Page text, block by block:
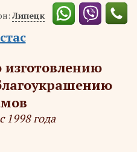
Липецк
изготовлению
1998 года